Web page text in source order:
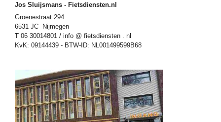
Jos Sluijsmans - Fietsdiensten.nl
Groenestraat 294
6531 JC Nijmegen
T 06 30014801 / info @ fietsdiensten . nl
KvK: 09144439 - BTW-ID: NL001499599B68